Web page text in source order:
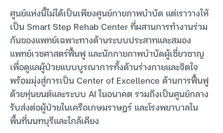
ศูนย์แห่งนี้ไม่ได้เป็นเพียงศูนย์กายภาพบำบัด แต่เราวางให้
เป็น Smart Step Rehab Center ที่ผสานการทำงานร่วม
กันของแพทย์เฉพาะทางด้านระบบประสาทและสมอง
แพทย์เวชศาสตร์ฟื้นฟู และนักกายภาพบำบัดผู้เชี่ยวชาญ
เพื่อดูแลผู้ป่วยแบบบูรณาการทั้งด้านร่างกายและจิตใจ
พร้อมมุ่งสู่การเป็น Center of Excellence ด้านการฟื้นฟู
ด้วยหุ่นยนต์และระบบ AI ในอนาคต รวมถึงเป็นศูนย์กลาง
รับส่งต่อผู้ป่วยในเครือเกษมราษฎร์ และโรงพยาบาลใน
พื้นที่นนทบุรีและใกล้เคียง